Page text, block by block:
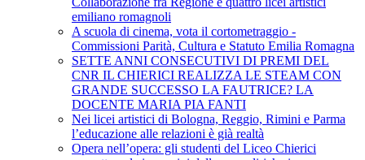
emiliano romagnoli
A scuola di cinema, vota il cortometraggio -
Commissioni Parità, Cultura e Statuto Emilia Romagna
SETTE ANNI CONSECUTIVI DI PREMI DEL
CNR IL CHIERICI REALIZZA LE STEAM CON
GRANDE SUCCESSO LA FAUTRICE? LA
DOCENTE MARIA PIA FANTI
Nei licei artistici di Bologna, Reggio, Rimini e Parma
l’educazione alle relazioni è già realtà
Opera nell’opera: gli studenti del Liceo Chierici